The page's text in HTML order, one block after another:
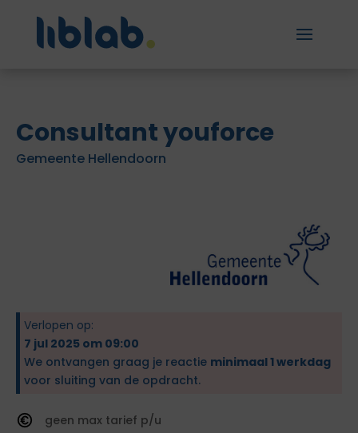
Consultant youforce
Gemeente Hellendoorn
Verlopen op:
7 jul 2025 om 09:00
We ontvangen graag je reactie minimaal 1 werkdag
voor sluiting van de opdracht.
geen
tarief